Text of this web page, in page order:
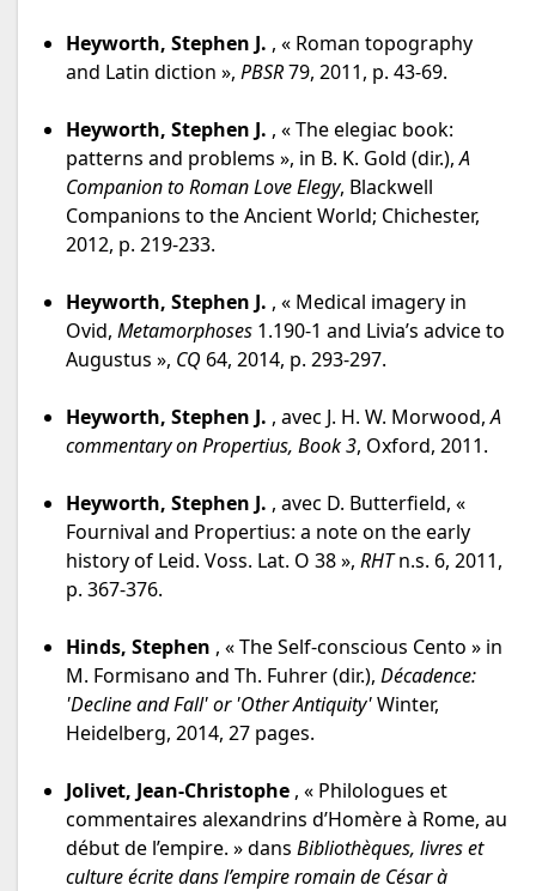
Heyworth, Stephen J. , « Roman topography
and Latin diction », PBSR79, 2011, p. 43-69.
Heyworth, Stephen J. , « The elegiac book:
patterns and problems », in B. K. Gold (dir.),A
Companion to Roman Love Elegy, Blackwell
Companions to the Ancient World; Chichester,
2012, p. 219-233.
Heyworth, Stephen J. , « Medical imagery in
Ovid, Metamorphoses 1.190-1 and Livia’s advice to
Augustus », CQ 64, 2014, p. 293-297.
Heyworth, Stephen J. , avec J. H. W. Morwood, A
commentary on Propertius, Book 3, Oxford, 2011.
Heyworth, Stephen J. , avec D. Butterfield, «
Fournival and Propertius: a note on the early
history of Leid. Voss. Lat. O 38 », RHTn.s. 6, 2011,
p. 367-376.
Hinds, Stephen , « The Self-conscious Cento » in
M. Formisano and Th. Fuhrer (dir.), Décadence:
'Decline and Fall' or 'Other Antiquity'Winter,
Heidelberg, 2014, 27 pages.
Jolivet, Jean-Christophe , « Philologues et
commentaires alexandrins d’Homère à Rome, au
début de l’empire. » dans Bibliothèques, livres et
culture écrite dans l’empire romain de César à